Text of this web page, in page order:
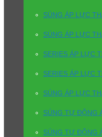
SÚNG ÁP LỰC
SÚNG ÁP LỰC
SERIES ÁP LỰC
SERIES ÁP LỰC
SÚNG ÁP LỰC
SÚNG TỰ ĐỘNG
SÚNG TỰ ĐỘNG